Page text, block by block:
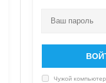
Чужой компьютер